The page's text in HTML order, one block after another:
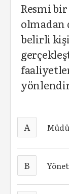
Resmi
olmadan
belirli
A
B